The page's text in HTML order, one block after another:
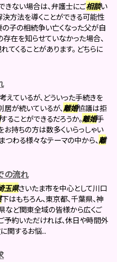
きない場合は、弁護士にご相談い
方法を導くことができる可能性
子の相続争い亡くなった父が自
在を知らせていなかった場合、
くることがあります。 どちらに
えているが、どういった手続きを
居が続いているが、離婚協議は拒
することができるだろうか。離婚手
お持ちの方は数多くいらっしゃい
つわる様々なテーマの中から、離
の流れ
玉県さいたま市を中心として川口
下はもちろん、東京都、千葉県、神
など関東全域の皆様から広くご
予約いただければ、休日や時間外
関するお悩...